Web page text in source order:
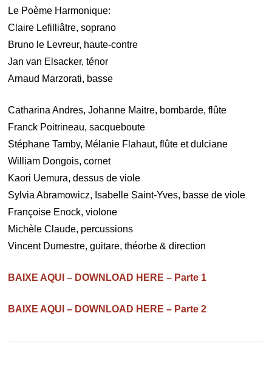
Le Poème Harmonique:
Claire Lefilliâtre, soprano
Bruno le Levreur, haute-contre
Jan van Elsacker, ténor
Arnaud Marzorati, basse
Catharina Andres, Johanne Maitre, bombarde, flûte
Franck Poitrineau, sacqueboute
Stéphane Tamby, Mélanie Flahaut, flûte et dulciane
William Dongois, cornet
Kaori Uemura, dessus de viole
Sylvia Abramowicz, Isabelle Saint-Yves, basse de viole
Françoise Enock, violone
Michèle Claude, percussions
Vincent Dumestre, guitare, théorbe & direction
BAIXE AQUI – DOWNLOAD HERE – Parte 1
BAIXE AQUI – DOWNLOAD HERE – Parte 2